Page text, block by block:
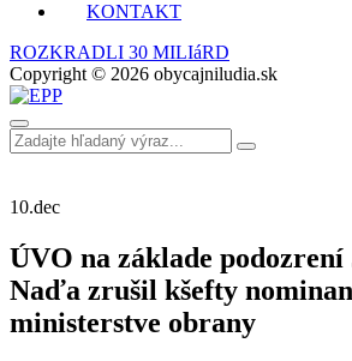
KONTAKT
ROZKRADLI 30 MILIáRD
Copyright © 2026 obycajniludia.sk
10.dec
ÚVO na základe podozrení
Naďa zrušil kšefty
ministerstve obrany